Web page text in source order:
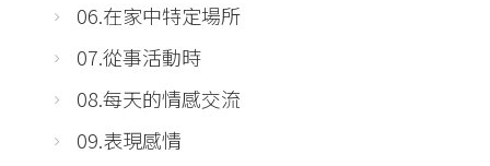
06.在家中特定場所
07.從事活動時
08.每天的情感交流
09.表現感情